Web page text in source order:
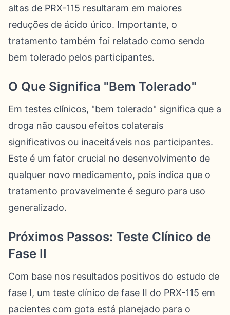
altas de PRX-115 resultaram em maiores
reduções de ácido úrico. Importante, o
tratamento também foi relatado como sendo
bem tolerado pelos participantes.
O Que Significa "Bem Tolerado"
Em testes clínicos, "bem tolerado" significa que a
droga não causou efeitos colaterais
significativos ou inaceitáveis nos participantes.
Este é um fator crucial no desenvolvimento de
qualquer novo medicamento, pois indica que o
tratamento provavelmente é seguro para uso
generalizado.
Próximos Passos: Teste Clínico de
Fase II
Com base nos resultados positivos do estudo de
fase I, um teste clínico de fase II do PRX-115 em
pacientes com gota está planejado para o